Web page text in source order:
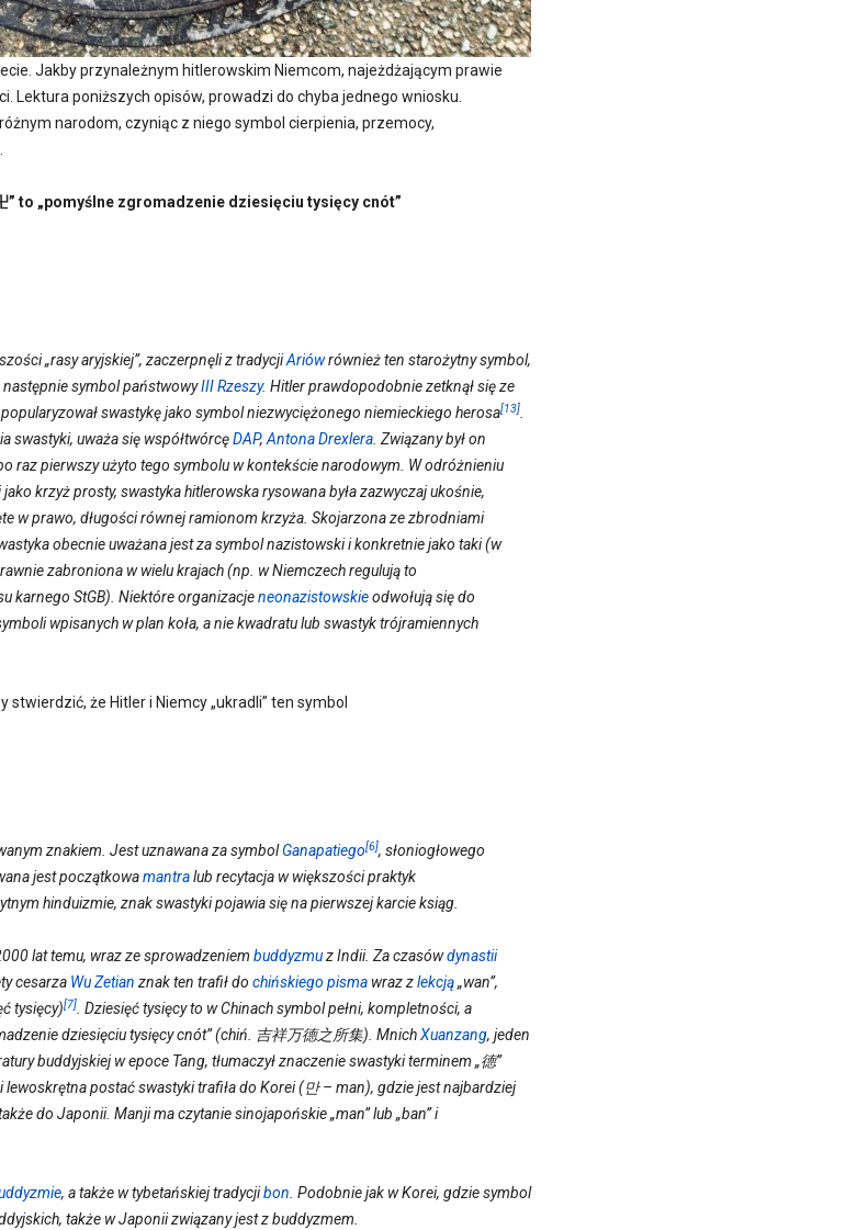
Jakby przynależnym hitlerowskim Niemcom, najeżdżającym prawie
Lektura poniższych opisów, prowadzi do chyba jednego wniosku.
narodom, czyniąc z niego symbol cierpienia, przemocy,
” to „pomyślne zgromadzenie dziesięciu tysięcy cnót”
„rasy aryjskiej”, zaczerpnęli z tradycjiAriówrównież ten starożytny symbol,
następnie symbol państwowyIII Rzeszy. Hitler prawdopodobnie zetknął się ze
swastykę jako symbol niezwyciężonego niemieckiego herosa[13].
swastyki, uważa się współtwórcęDAP,Antona Drexlera. Związany był on
raz pierwszy użyto tego symbolu w kontekście narodowym. W odróżnieniu
krzyż prosty, swastyka hitlerowska rysowana była zazwyczaj ukośnie,
w prawo, długości równej ramionom krzyża. Skojarzona ze zbrodniami
obecnie uważana jest za symbol nazistowski i konkretnie jako taki (w
zabroniona w wielu krajach (np. w Niemczech regulują to
karnego StGB). Niektóre organizacjeneonazistowskieodwołują się do
wpisanych w plan koła, a nie kwadratu lub swastyk trójramiennych
że Hitler i Niemcy „ukradli” ten symbol
znakiem. Jest uznawana za symbolGanapatiego[6], słoniogłowego
jest początkowamantralub recytacja w większości praktyk
hinduizmie, znak swastyki pojawia się na pierwszej karcie ksiąg.
lat temu, wraz ze sprowadzeniem buddyzmuz Indii. Za czasówdynastii
cesarza Wu Zetian znak ten trafił do chińskiego pisma wraz zlekcją„wan”,
tysięcy)[7]. Dziesięć tysięcy to w Chinach symbol pełni, kompletności, a
dziesięciu tysięcy cnót” (chiń. 吉祥万德之所集). MnichXuanzang, jeden
buddyjskiej w epoce Tang, tłumaczył znaczenie swastyki terminem „德”
postać swastyki trafiła do Korei (만 – man), gdzie jest najbardziej
do Japonii. Manji ma czytanie sinojapońskie „man” lub „ban” i
, a także w tybetańskiej tradycjibon. Podobnie jak w Korei, gdzie symbol
także w Japonii związany jest z buddyzmem.